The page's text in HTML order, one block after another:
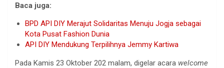
Baca juga:
BPD API DIY Merajut Solidaritas Menuju Jogja sebagai
Kota Pusat Fashion Dunia
API DIY Mendukung Terpilihnya Jemmy Kartiwa
Pada Kamis 23 Oktober 202 malam, digelar acara welcome